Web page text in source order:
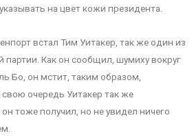
на цвет кожи президента.
встал Тим Уитакер, так же один из
партии. Как он сообщил, шумиху вокруг
Бо, он мстит, таким образом,
свою очередь Уитакер так же
тоже получил, но не увидел ничего